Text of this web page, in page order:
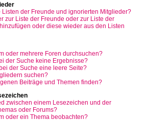
der Freunde und ignorierten Mitglieder?
zur Liste der Freunde oder zur Liste der
oder diese wieder aus den Listen
oder mehrere Foren durchsuchen?
der Suche keine Ergebnisse?
der Suche eine leere Seite?
suchen?
Beiträge und Themen finden?
zwischen einem Lesezeichen und der
oder Forums?
oder ein Thema beobachten?